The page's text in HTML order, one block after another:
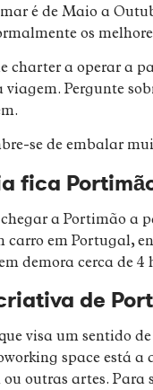
é de Maio a
os
charter a operar a
viagem. Pergunte
se de embalar
fica
a Portimão a
carro em Portugal,
demora cerca de 4
de
visa um sentido
space está
outras artes. Para